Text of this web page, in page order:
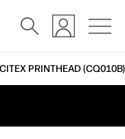
PRINTHEAD (CQ010B)